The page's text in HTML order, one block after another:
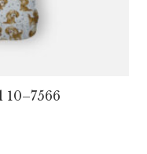
€ kuni 27,90 €